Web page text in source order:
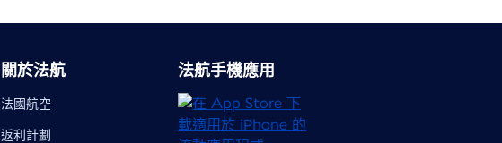
關於法航
法國航空
返利計劃
法航手機應用